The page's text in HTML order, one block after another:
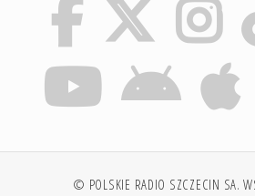
© POLSKIE RADIO SZCZECIN SA.